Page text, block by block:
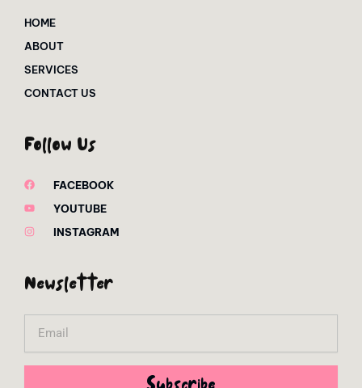
HOME
ABOUT
SERVICES
CONTACT US
Follow Us
FACEBOOK
YOUTUBE
INSTAGRAM
Newsletter